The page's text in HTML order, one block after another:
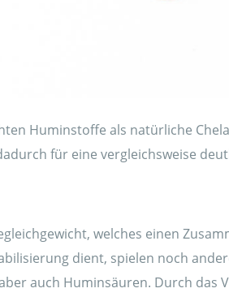
Huminstoffe als natürliche
für eine vergleichsweise
welches einen
dient, spielen noch
auch Huminsäuren. Durch